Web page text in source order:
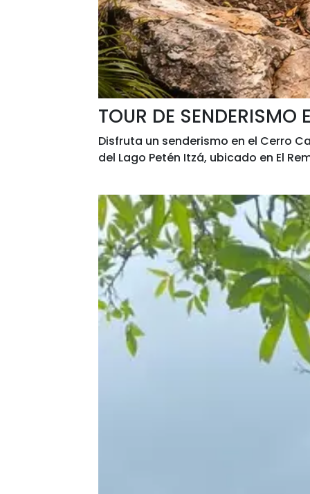
TOUR DE SENDERISMO
Disfruta un senderismo en el Cerro
del Lago Petén Itzá, ubicado en El